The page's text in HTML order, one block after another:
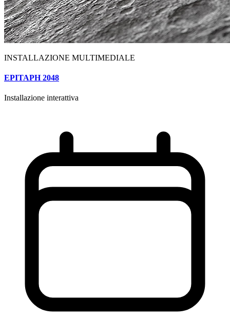
INSTALLAZIONE MULTIMEDIALE
EPITAPH 2048
Installazione interattiva